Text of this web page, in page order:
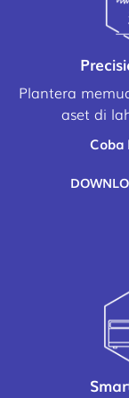
Plantera
aset di
Coba